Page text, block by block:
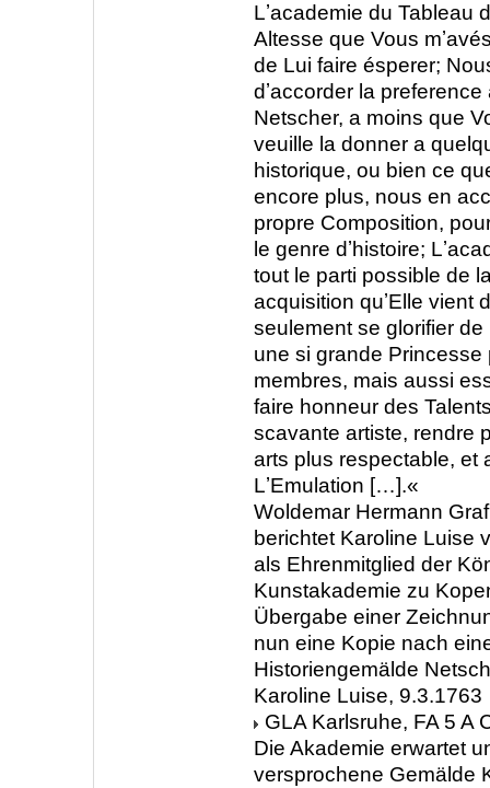
Lʼacademie du Tableau
Altesse que Vous
de Lui faire ésperer;
dʼaccorder la
Netscher, a moins que
veuille la donner a
historique, ou bien ce
encore plus, nous en
propre Composition,
le genre dʼhistoire;
tout le parti possible de
acquisition quʼElle vient
seulement se glorifier
une si grande Princesse
membres, mais aussi
faire honneur des
scavante artiste, rendre
arts plus respectable, et
LʼEmulation […].«
Woldemar Hermann
berichtet Karoline Luise
als Ehrenmitglied der
Kunstakademie zu
Übergabe einer
nun eine Kopie nach
Historiengemälde
Karoline Luise, 9.3.1763
GLA Karlsruhe, FA 5 A
Die Akademie erwartet
versprochene Gemälde